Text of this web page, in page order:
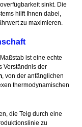
sinkt. Die
hilft Ihnen dabei,
zu maximieren.
ist eine echte
Verständnis der
, von der anfänglichen
thermodynamischen
die Teig durch eine
zu